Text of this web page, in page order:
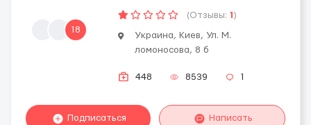
18
(Отзывы: 1 )
Украина, Киев, Ул. М.
ломоносова, 8 б
448 8539 1
Подписаться Написать